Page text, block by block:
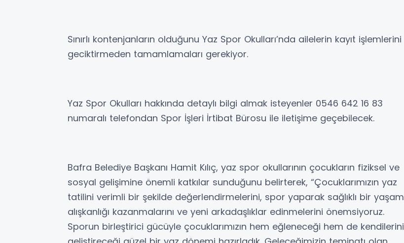
Sınırlı kontenjanların olduğunu Yaz Spor Okulları’nda ailelerin kayıt işlemlerini
geciktirmeden tamamlamaları gerekiyor.
Yaz Spor Okulları hakkında detaylı bilgi almak isteyenler 0546 642 16 83
numaralı telefondan Spor İşleri İrtibat Bürosu ile iletişime geçebilecek.
Bafra Belediye Başkanı Hamit Kılıç, yaz spor okullarının çocukların fiziksel ve
sosyal gelişimine önemli katkılar sunduğunu belirterek, “Çocuklarımızın yaz
tatilini verimli bir şekilde değerlendirmelerini, spor yaparak sağlıklı bir yaşam
alışkanlığı kazanmalarını ve yeni arkadaşlıklar edinmelerini önemsiyoruz.
Sporun birleştirici gücüyle çocuklarımızın hem eğleneceği hem de kendilerini